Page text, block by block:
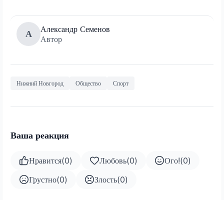
А
Александр Семенов
Автор
Нижний Новгород Общество Спорт
Ваша реакция
Нравится(0) Любовь(0) Ого!(0)
Грустно(0) Злость(0)